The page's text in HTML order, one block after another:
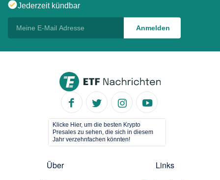
Jederzeit kündbar
Klicke Hier, um die besten Krypto
Presales zu sehen, die sich in diesem
Jahr verzehnfachen könnten!
Über Links